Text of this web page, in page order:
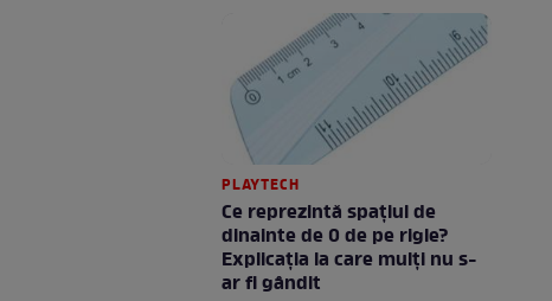
PLAYTECH
Ce reprezintă spaţiul de
dinainte de 0 de pe rigle?
Explicaţia la care mulţi nu s-
ar fi gândit